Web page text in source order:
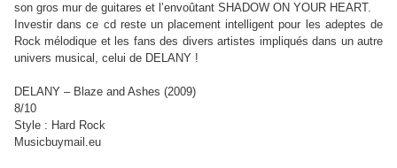
son gros mur de guitares et l’envoûtant SHADOW ON YOUR HEART.
Investir dans ce cd reste un placement intelligent pour les adeptes de
Rock mélodique et les fans des divers artistes impliqués dans un autre
univers musical, celui de DELANY !
DELANY – Blaze and Ashes (2009)
8/10
Style : Hard Rock
Musicbuymail.eu